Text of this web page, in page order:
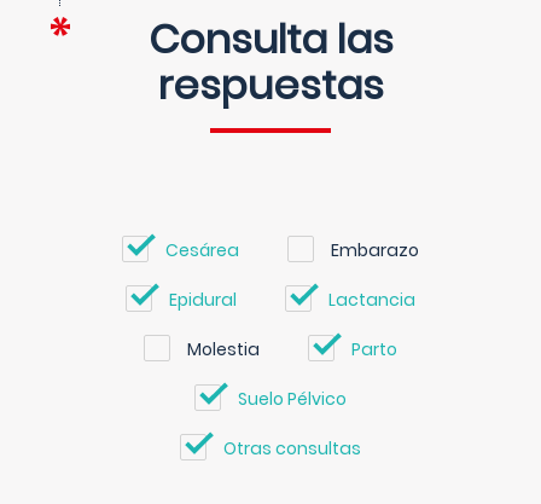
Consulta las
respuestas
Cesárea Embarazo
Epidural Lactancia
Molestia Parto
Suelo Pélvico
Otras consultas